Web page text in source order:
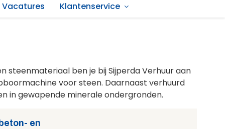
Vacatures Klantenservice
ben je bij Sijperda Verhuur aan
voor steen. Daarnaast verhuurd
in gewapende minerale ondergronden.
en